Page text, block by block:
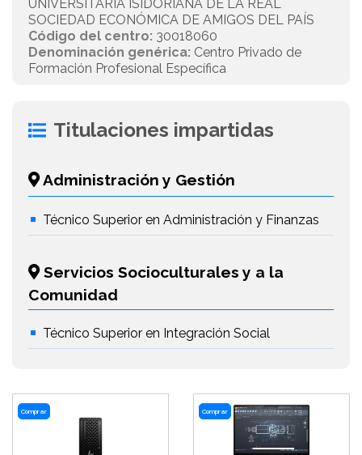
UNIVERSITARIA ISIDORIANA DE LA REAL
SOCIEDAD ECONÓMICA DE AMIGOS DEL PAÍS
Código del centro: 30018060
Denominación genérica: Centro Privado de
Formación Profesional Específica
Titulaciones impartidas
Administración y Gestión
Técnico Superior en Administración y Finanzas
Servicios Socioculturales y a la
Comunidad
Técnico Superior en Integración Social
Comprar Comprar